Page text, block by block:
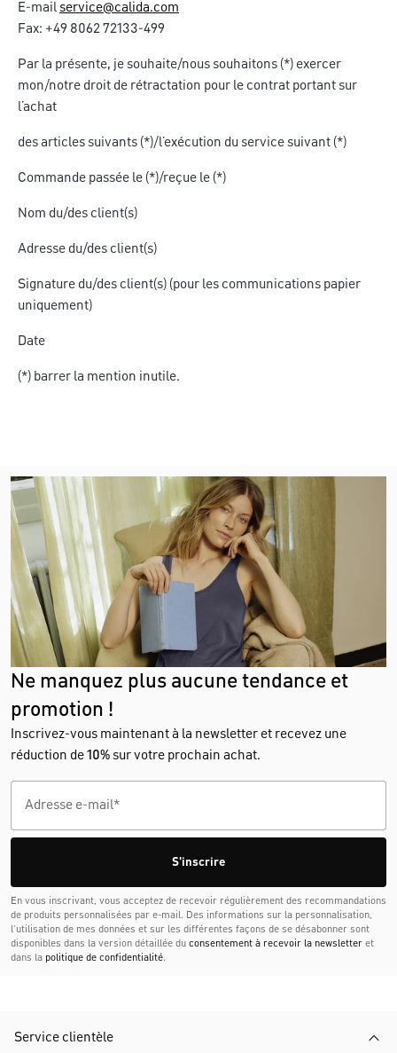
E-mailservice@calida.com
Fax: +49 8062 72133-499
Par la présente, je souhaite/nous souhaitons (*) exercer
mon/notre droit de rétractation pour le contrat portant sur
l’achat
des articles suivants (*)/l’exécution du service suivant (*)
Commande passée le (*)/reçue le (*)
Nom du/des client(s)
Adresse du/des client(s)
Signature du/des client(s) (pour les communications papier
uniquement)
Date
(*) barrer la mention inutile.
Ne manquez plus aucune tendance et
promotion !
Inscrivez-vous maintenant à la newsletter et recevez une
réduction de10%sur votre prochain achat.
S'inscrire
En vous inscrivant, vous acceptez de recevoir régulièrement des recommandations
de produits personnalisées par e-mail. Des informations sur la personnalisation,
l’utilisation de mes données et sur les différentes façons de se désabonner sont
disponibles dans la version détaillée du consentement à recevoir la newsletter et
dans la politique de confidentialité.
Service clientèle